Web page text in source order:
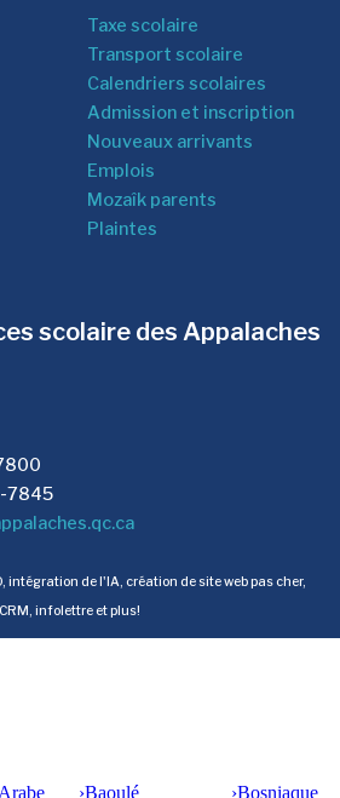
Taxe scolaire
Transport scolaire
Calendriers scolaires
Admission et inscription
Nouveaux arrivants
Emplois
Mozaîk parents
Plaintes
scolaire des Appalaches
7845
, intégration de l'IA, création de site web pas cher,
CRM, infolettreet plus!